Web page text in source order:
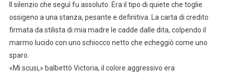
Il silenzio che seguì fu assoluto. Era il tipo di quiete che toglie
ossigeno a una stanza, pesante e definitiva. La carta di credito
firmata da stilista di mia madre le cadde dalle dita, colpendo il
marmo lucido con uno schiocco netto che echeggiò come uno
sparo.
«Mi scusi,» balbettò Victoria, il colore aggressivo era